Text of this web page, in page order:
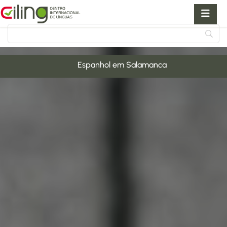
Skip
to
content
Espanhol em Salamanca